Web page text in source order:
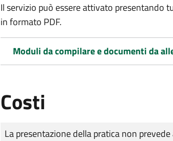
Il servizio può essere attivato presentando
in formato PDF.
Moduli da compilare e documenti da
Costi
Tipo di pagamento
Importo
La presentazione della pratica non